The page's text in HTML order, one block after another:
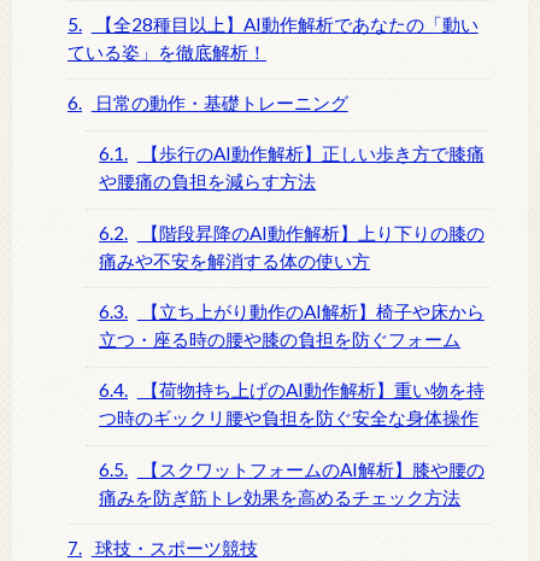
5.
【全28種目以上】AI動作解析であなたの「動い
ている姿」を徹底解析！
6. 日常の動作・基礎トレーニング
6.1.
【歩行のAI動作解析】正しい歩き方で膝痛
や腰痛の負担を減らす方法
6.2.
【階段昇降のAI動作解析】上り下りの膝の
痛みや不安を解消する体の使い方
6.3.
【立ち上がり動作のAI解析】椅子や床から
立つ・座る時の腰や膝の負担を防ぐフォーム
6.4.
【荷物持ち上げのAI動作解析】重い物を持
つ時のギックリ腰や負担を防ぐ安全な身体操作
6.5.
【スクワットフォームのAI解析】膝や腰の
痛みを防ぎ筋トレ効果を高めるチェック方法
7. 球技・スポーツ競技